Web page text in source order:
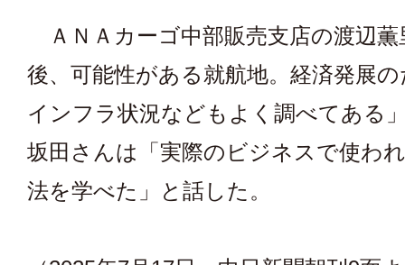
ＡＮＡカーゴ中部販売支店の渡辺薫
後、可能性がある就航地。経済発展
インフラ状況などもよく調べてある
坂田さんは「実際のビジネスで使わ
法を学べた」と話した。